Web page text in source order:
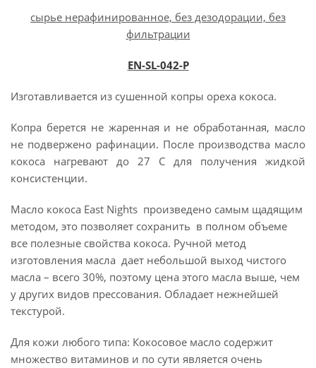
сырье нерафинированное, без дезодорации, без
фильтрации
EN-SL-042-P
Изготавливается из сушенной копры ореха кокоса.
Копра берется не жаренная и не обработанная, масло
не подвержено рафинации. После производства масло
кокоса нагревают до 27 С для получения жидкой
консистенции.
Масло кокоса East Nights произведено самым щадящим
методом, это позволяет сохранить в полном объеме
все полезные свойства кокоса. Ручной метод
изготовления масла дает небольшой выход чистого
масла – всего 30%, поэтому цена этого масла выше, чем
у других видов прессования. Обладает нежнейшей
текстурой.
Для кожи любого типа: Кокосовое масло содержит
множество витаминов и по сути является очень